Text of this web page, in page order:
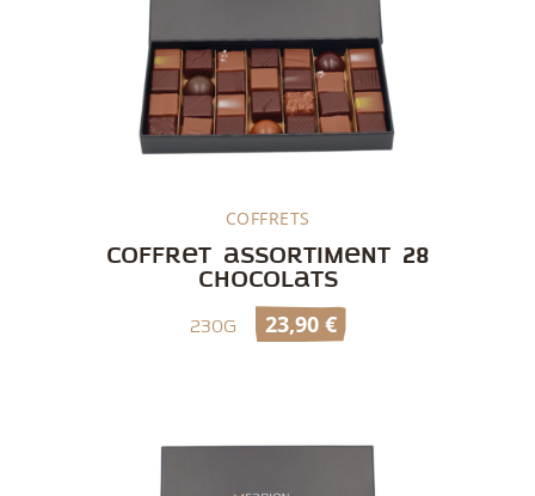
Découvrir
Coffret assortiment 28
chocolats
COFFRETS
230g 23,90 €